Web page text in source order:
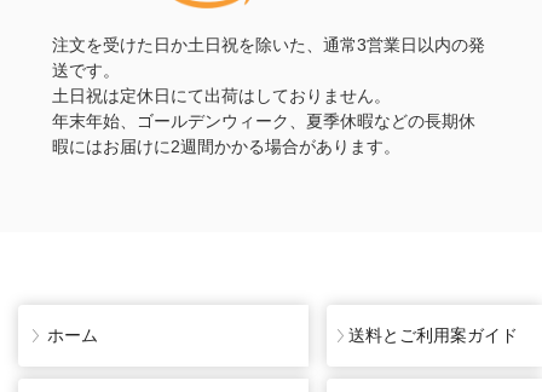
注文を受けた日か土日祝を除いた、通常3営業日以内の発
送です。
土日祝は定休日にて出荷はしておりません。
年末年始、ゴールデンウィーク、夏季休暇などの長期休
暇にはお届けに2週間かかる場合があります。
ホーム 送料とご利用案ガイド